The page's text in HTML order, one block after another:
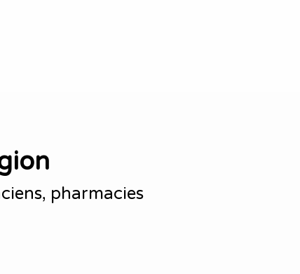
pharmacies